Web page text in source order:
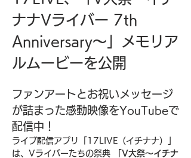
ナナVライバー 7th
Anniversary〜」メモリア
ルムービーを公開
ファンアートとお祝いメッセージ
が詰まった感動映像をYouTubeで
配信中！
ライブ配信アプリ「17LIVE（イチナナ）」
は、Vライバーたちの祭典
「V大祭〜イチナ